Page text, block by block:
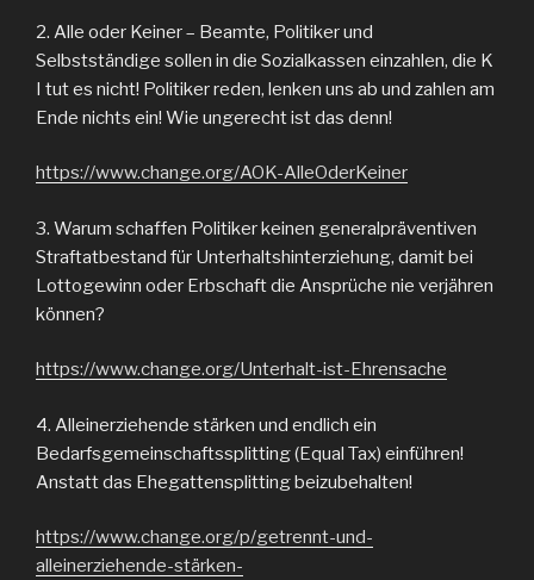
2. Alle oder Keiner – Beamte, Politiker und
Selbstständige sollen in die Sozialkassen einzahlen, die K
I tut es nicht! Politiker reden, lenken uns ab und zahlen am
Ende nichts ein! Wie ungerecht ist das denn!
https://www.change.org/AOK-AlleOderKeiner
3. Warum schaffen Politiker keinen generalpräventiven
Straftatbestand für Unterhaltshinterziehung, damit bei
Lottogewinn oder Erbschaft die Ansprüche nie verjähren
können?
https://www.change.org/Unterhalt-ist-Ehrensache
4. Alleinerziehende stärken und endlich ein
Bedarfsgemeinschaftssplitting (Equal Tax) einführen!
Anstatt das Ehegattensplitting beizubehalten!
https://www.change.org/p/getrennt-und-
alleinerziehende-stärken-